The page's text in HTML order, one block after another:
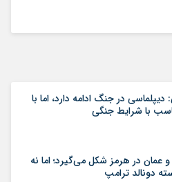
در جنگ ادامه دارد، اما با
با شرایط جنگی
و عمان در هرمز شکل می‌گیرد؛ اما نه
دونالد ترامپ